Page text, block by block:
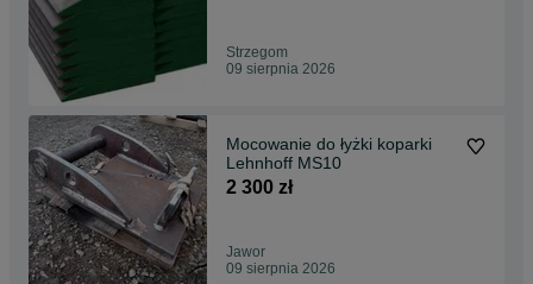
Strzegom
09 sierpnia 2026
Mocowanie do łyżki koparki
Lehnhoff MS10
2 300 zł
Jawor
09 sierpnia 2026